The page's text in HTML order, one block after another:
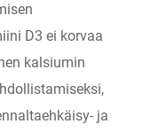
D3 ei korvaa
kalsiumin
ja